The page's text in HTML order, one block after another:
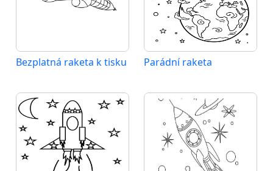
Bezplatná raketa k tisku Parádní raketa